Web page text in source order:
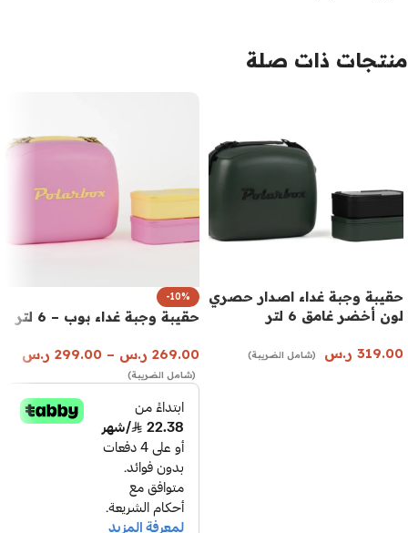
منتجات ذات صلة
حقيبة وجبة غداء اصدار حصري
لون أخضر غامق 6 لتر
319.00 ر.س (شامل الضريبة)
-10%
حقيبة وجبة غداء بوب – 6 لتر
269.00 ر.س –
299.00 ر.س
(شامل الضريبة)